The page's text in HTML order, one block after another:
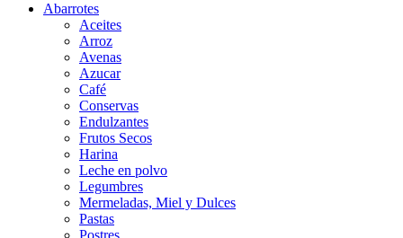
Abarrotes
Aceites
Arroz
Avenas
Azucar
Café
Conservas
Endulzantes
Frutos Secos
Harina
Leche en polvo
Legumbres
Mermeladas, Miel y Dulces
Pastas
Postres